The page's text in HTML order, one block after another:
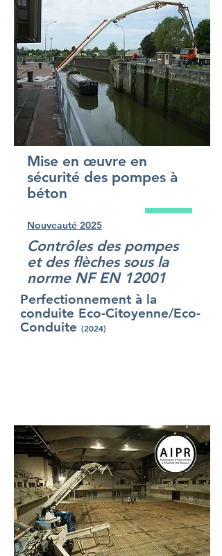
Mise en œuvre en
sécurité des pompes à
béton
Nouveauté 2025
Contrôles des pompes
et des flèches sous la
norme NF EN 12001
Perfectionnement à la
conduite Eco-Citoyenne/Eco-
Conduite (2024)